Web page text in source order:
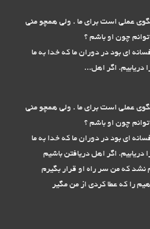
عملی است برای ما . ولی همچو منی
چون او باشم ؟
ای بود در دوران ما که خدا به ما
دریابیم. اگر اهل...
عملی است برای ما . ولی همچو منی
چون او باشم ؟
ای بود در دوران ما که خدا به ما
اگر اهل دریافتن باشیم
که من سر راه او قرار بگیرم
را که عطا کردی از من مگیر